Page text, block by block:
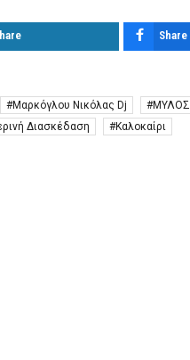
Share
Μαρκόγλου Νικόλας Dj ΜΥΛΟΣ
Διασκέδαση
Καλοκαίρι